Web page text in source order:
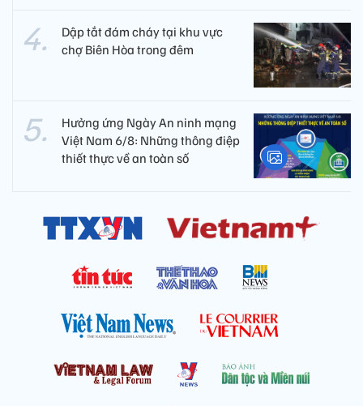
Dập tắt đám cháy tại khu vực
chợ Biên Hòa trong đêm
Hưởng ứng Ngày An ninh mạng
Việt Nam 6/8: Những thông điệp
thiết thực về an toàn số